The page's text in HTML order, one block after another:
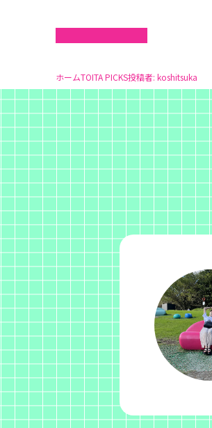
ホームTOITA PICKS投稿者: koshitsuka